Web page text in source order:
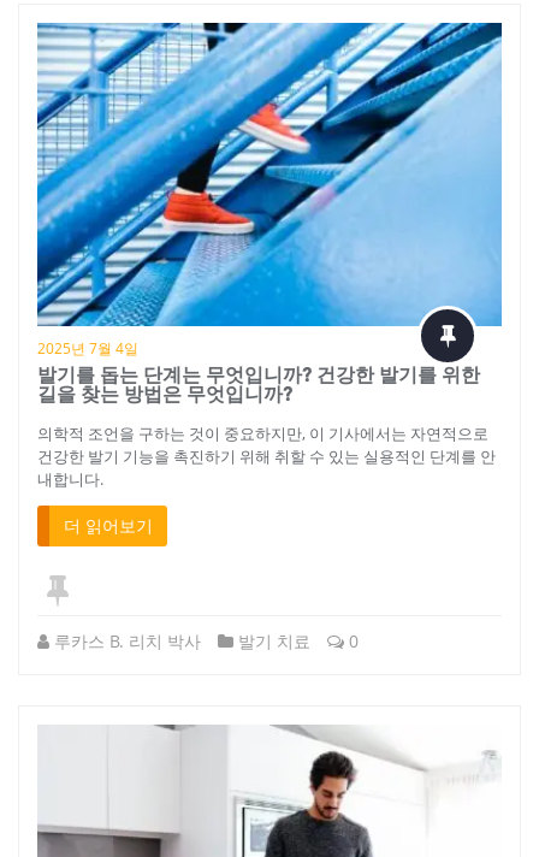
2025년 7월 4일
발기를 돕는 단계는 무엇입니까? 건강한 발기를 위한
길을 찾는 방법은 무엇입니까?
의학적 조언을 구하는 것이 중요하지만, 이 기사에서는 자연적으로
건강한 발기 기능을 촉진하기 위해 취할 수 있는 실용적인 단계를 안
내합니다.
더 읽어보기
루카스 B. 리치 박사 발기 치료 0